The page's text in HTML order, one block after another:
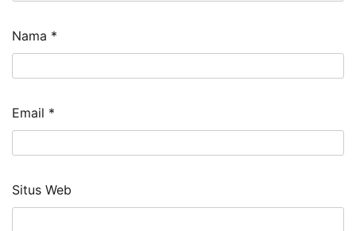
Nama *
Email *
Situs Web